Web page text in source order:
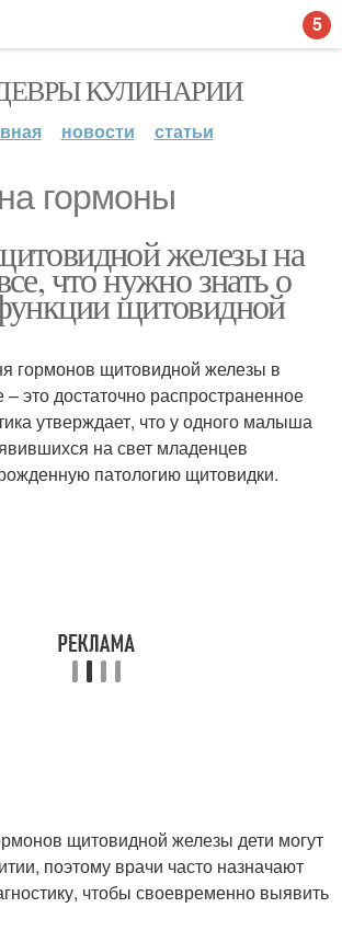
КУЛИНАРИИ
новости статьи
гормоны
железы на
что нужно знать о
щитовидной
гормонов щитовидной железы в
– это достаточно распространенное
утверждает, что у одного малыша
на свет младенцев
патологию щитовидки.
щитовидной железы дети могут
поэтому врачи часто назначают
чтобы своевременно выявить
5